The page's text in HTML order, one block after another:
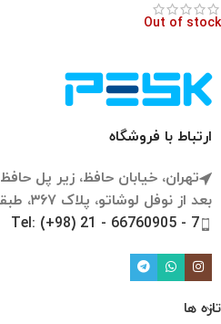
Out of stock
ارتباط با فروشگاه
تهران، خیابان حافظ، زیر پل حافظ
بعد از نوفل لوشاتو، پلاک ۳۶۷، طبقه 4، واحد 8
Tel: (+98) 21 - 66760905 - 7
تازه ها